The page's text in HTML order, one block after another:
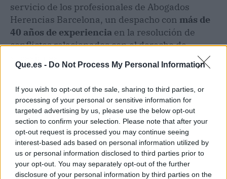
Que.es - Do Not Process My Personal Information
If you wish to opt-out of the sale, sharing to third parties, or
processing of your personal or sensitive information for
targeted advertising by us, please use the below opt-out
section to confirm your selection. Please note that after your
opt-out request is processed you may continue seeing
interest-based ads based on personal information utilized by
us or personal information disclosed to third parties prior to
your opt-out. You may separately opt-out of the further
disclosure of your personal information by third parties on the
servicio de los profesionales de Abogados
Herencias Barcelona, un despacho con más de
40 años de experiencia en la resolución de
conflictos relacionados con el derecho de